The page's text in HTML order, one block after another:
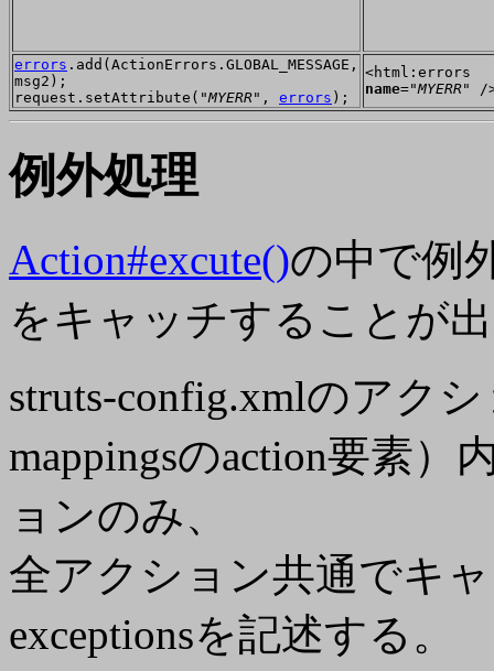
errors .add(ActionErrors.GLOBAL_MESSAGE,
msg2);
request.setAttribute("MYERR", errors );
<html:errors
name="MYERR" /
例外処理
Action#excute()の中で例
をキャッチすることが
struts-config.xmlのアク
mappingsのaction要素
ョンのみ、
全アクション共通でキ
exceptionsを記述する。